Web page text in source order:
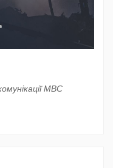
МВС